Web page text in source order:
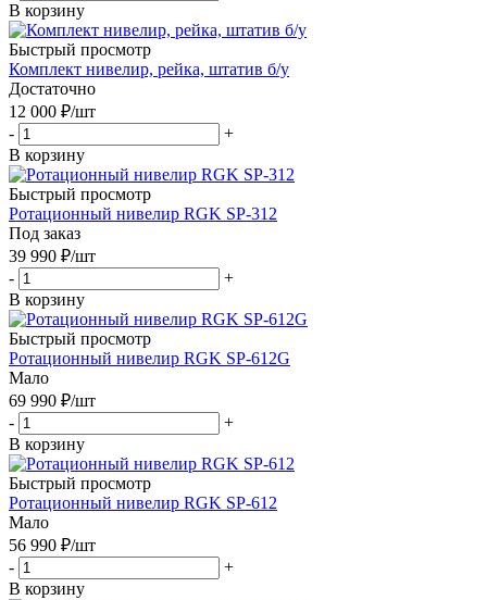
В корзину
Быстрый просмотр
Комплект нивелир, рейка, штатив б/у
Достаточно
12 000 ₽/шт
-
+
В корзину
Быстрый просмотр
Ротационный нивелир RGK SP-312
Под заказ
39 990 ₽/шт
-
+
В корзину
Быстрый просмотр
Ротационный нивелир RGK SP-612G
Мало
69 990 ₽/шт
-
+
В корзину
Быстрый просмотр
Ротационный нивелир RGK SP-612
Мало
56 990 ₽/шт
-
+
В корзину